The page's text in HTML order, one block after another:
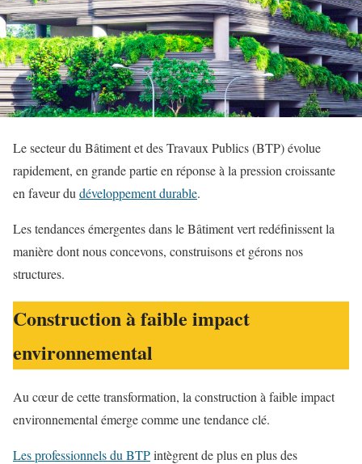
Le secteur du Bâtiment et des Travaux Publics (BTP) évolue
rapidement, en grande partie en réponse à la pression croissante
en faveur du développement durable.
Les tendances émergentes dans le Bâtiment vert redéfinissent la
manière dont nous concevons, construisons et gérons nos
structures.
Construction à faible impact
environnemental
Au cœur de cette transformation, la construction à faible impact
environnemental émerge comme une tendance clé.
Les professionnels du BTPintègrent de plus en plus des